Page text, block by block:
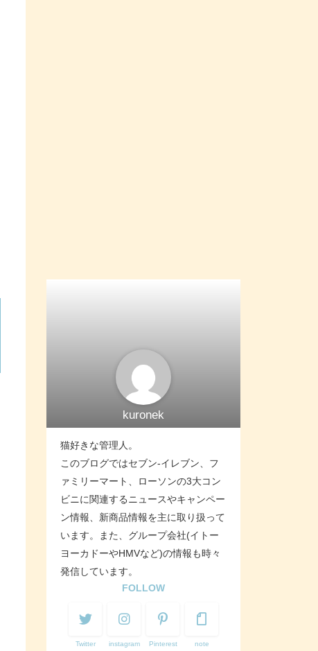
kuronek
猫好きな管理人。
このブログではセブン-イレブン、フ
ァミリーマート、ローソンの3大コン
ビニに関連するニュースやキャンペー
ン情報、新商品情報を主に取り扱って
います。また、グループ会社(イトー
ヨーカドーやHMVなど)の情報も時々
発信しています。
FOLLOW
Twitter instagram Pinterest note